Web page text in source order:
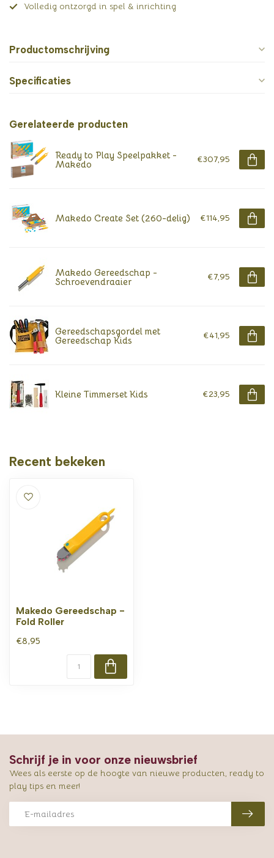
Volledig ontzorgd in spel & inrichting
Productomschrijving
Specificaties
Gerelateerde producten
Ready to Play Speelpakket -
Makedo €307,95
Makedo Create Set (260-delig) €114,95
Makedo Gereedschap -
Schroevendraaier €7,95
Gereedschapsgordel met
Gereedschap Kids €41,95
Kleine Timmerset Kids €23,95
Recent bekeken
Makedo Gereedschap -
Fold Roller
€8,95
Schrijf je in voor onze nieuwsbrief
Wees als eerste op de hoogte van nieuwe producten, ready to
play tips en meer!